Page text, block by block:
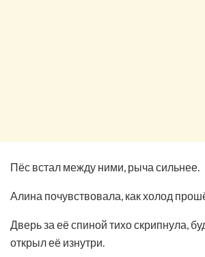
Пёс встал между ними, рыча сильнее.
Алина почувствовала, как холод
Дверь за её спиной тихо скрипнула,
открыл её изнутри.